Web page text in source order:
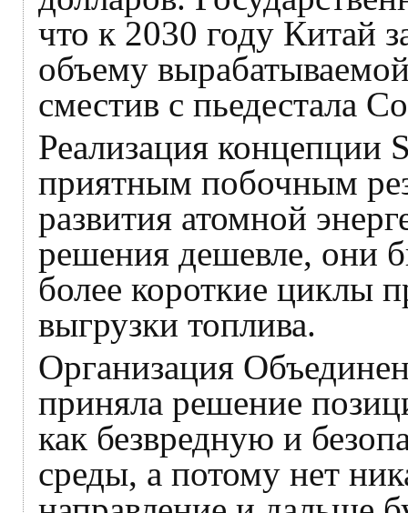
что к 2030 году Китай
объему
сместив с пьедестала
Реализация концепции
приятным побочным
развития атомной
решения дешевле, они
более короткие циклы
выгрузки топлива.
Организация
приняла решение
как безвредную и
среды, а потому нет